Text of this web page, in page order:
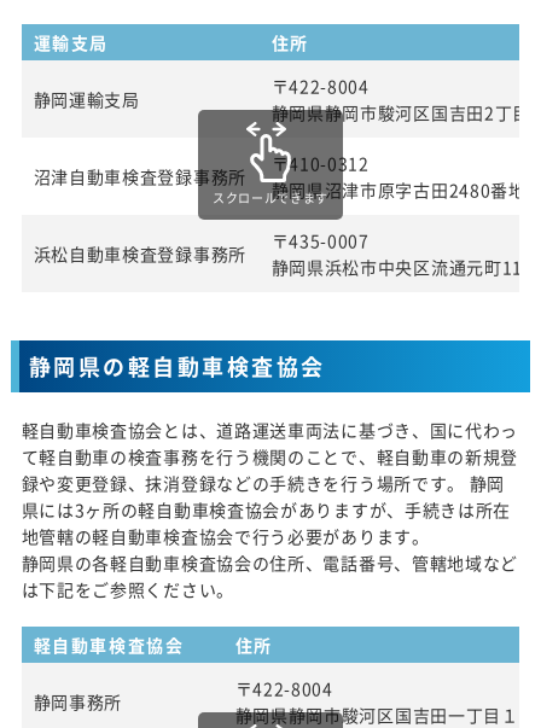
運輸支局 住所
静岡運輸支局
〒422-8004
静岡県静岡市駿河区国吉田2丁目
沼津自動車検査登録事務所
〒410-0312
静岡県沼津市原字古田2480番地
浜松自動車検査登録事務所
〒435-0007
静岡県浜松市中央区流通元町11
スクロールできます
静岡県の軽自動車検査協会
軽自動車検査協会とは、道路運送車両法に基づき、国に代わっ
て軽自動車の検査事務を行う機関のことで、軽自動車の新規登
録や変更登録、抹消登録などの手続きを行う場所です。 静岡
県には3ヶ所の軽自動車検査協会がありますが、手続きは所在
地管轄の軽自動車検査協会で行う必要があります。
静岡県の各軽自動車検査協会の住所、電話番号、管轄地域など
は下記をご参照ください。
軽自動車検査協会 住所
静岡事務所
〒422-8004
静岡県静岡市駿河区国吉田一丁目１